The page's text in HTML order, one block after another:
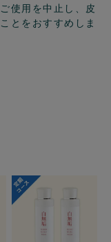
使用を中止し、皮
とをおすすめしま